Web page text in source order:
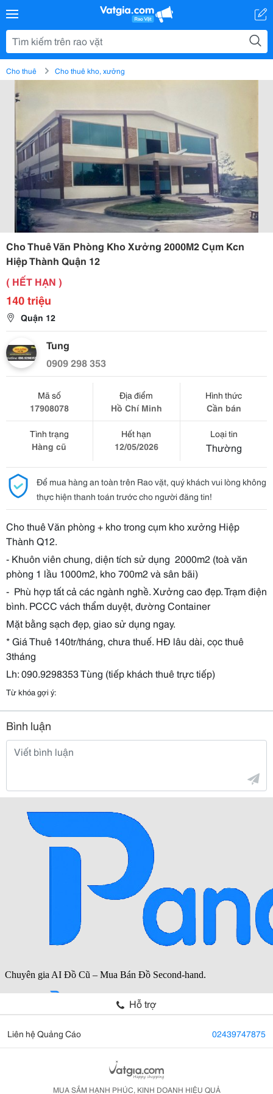
Cho thuê Cho thuê kho, xưởng
Cho Thuê Văn Phòng Kho Xưởng 2000M2 Cụm Kcn
Hiệp Thành Quận 12
( HẾT HẠN )
140 triệu
Quận 12
Tung
0909 298 353
Mã số
17908078
Địa điểm
Hồ Chí Minh
Hình thức
Cần bán
Tình trạng
Hàng cũ
Hết hạn
12/05/2026
Loại tin
Thường
Để mua hàng an toàn trên Rao vặt, quý khách vui lòng không
thực hiện thanh toán trước cho người đăng tin!
Cho thuê Văn phòng + kho trong cụm kho xưởng Hiệp
Thành Q12.
- Khuôn viên chung, diện tích sử dụng 2000m2 (toà văn
phòng 1 lầu 1000m2, kho 700m2 và sân bãi)
- Phù hợp tất cả các ngành nghề. Xưởng cao đẹp. Trạm điện
bình. PCCC vách thẩm duyệt, đường Container
Mặt bằng sạch đẹp, giao sử dụng ngay.
* Giá Thuê 140tr/tháng, chưa thuế. HĐ lâu dài, cọc thuê
3tháng
Lh: 090.9298353 Tùng (tiếp khách thuê trực tiếp)
Từ khóa gợi ý:
Bình luận
Hỗ trợ
Liên hệ Quảng Cáo 02439747875
MUA SẮM HẠNH PHÚC, KINH DOANH HIỆU QUẢ